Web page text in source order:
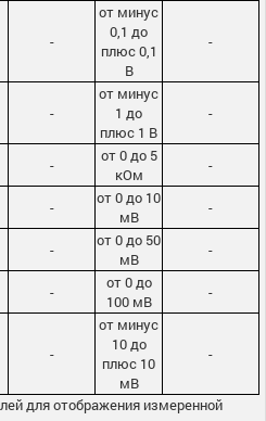
-
от минус
0,1 до
плюс 0,1
В
-
-
от минус
1 до
плюс 1 В
-
-
от 0 до 5
кОм
-
-
от 0 до 10
мВ
-
-
от 0 до 50
мВ
-
-
от 0 до
100 мВ
-
-
от минус
10 до
плюс 10
мВ
-
для отображения измеренной